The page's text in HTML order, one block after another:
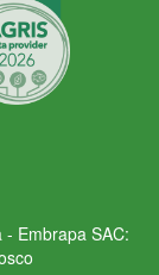
- Embrapa SAC: